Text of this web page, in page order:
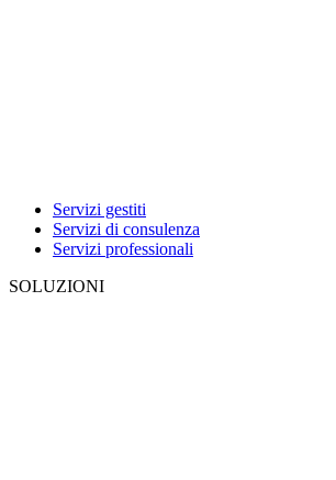
Servizi gestiti
Servizi di consulenza
Servizi professionali
SOLUZIONI